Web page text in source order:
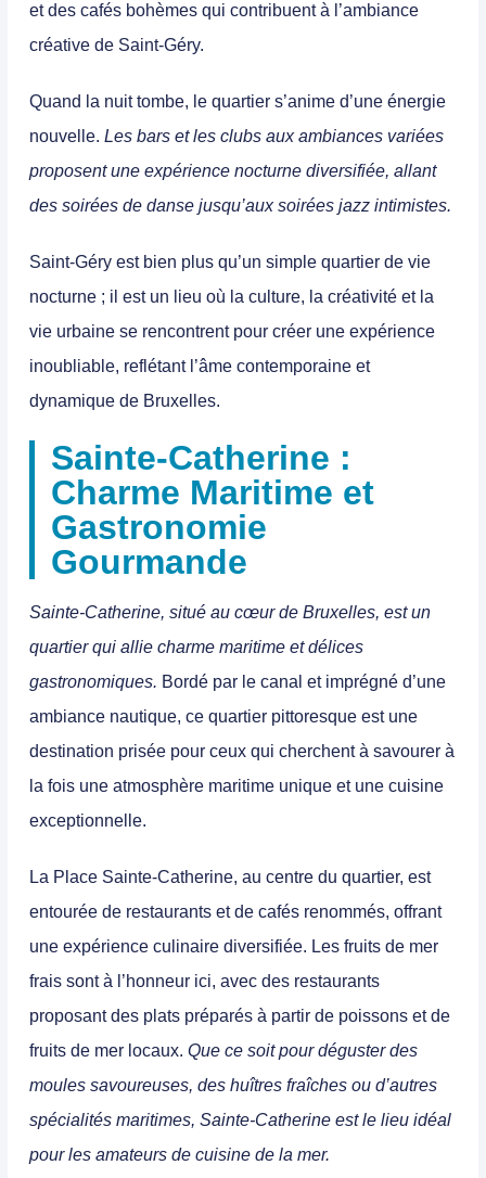
et des cafés bohèmes qui contribuent à l’ambiance
créative de Saint-Géry.
Quand la nuit tombe, le quartier s’anime d’une énergie
nouvelle. Les bars et les clubs aux ambiances variées
proposent une expérience nocturne diversifiée, allant
des soirées de danse jusqu’aux soirées jazz intimistes.
Saint-Géry est bien plus qu’un simple quartier de vie
nocturne ; il est un lieu où la culture, la créativité et la
vie urbaine se rencontrent pour créer une expérience
inoubliable, reflétant l’âme contemporaine et
dynamique de Bruxelles.
Sainte-Catherine :
Charme Maritime et
Gastronomie
Gourmande
Sainte-Catherine, situé au cœur de Bruxelles, est un
quartier qui allie charme maritime et délices
gastronomiques. Bordé par le canal et imprégné d’une
ambiance nautique, ce quartier pittoresque est une
destination prisée pour ceux qui cherchent à savourer à
la fois une atmosphère maritime unique et une cuisine
exceptionnelle.
La Place Sainte-Catherine, au centre du quartier, est
entourée de restaurants et de cafés renommés, offrant
une expérience culinaire diversifiée. Les fruits de mer
frais sont à l’honneur ici, avec des restaurants
proposant des plats préparés à partir de poissons et de
fruits de mer locaux. Que ce soit pour déguster des
moules savoureuses, des huîtres fraîches ou d’autres
spécialités maritimes, Sainte-Catherine est le lieu idéal
pour les amateurs de cuisine de la mer.